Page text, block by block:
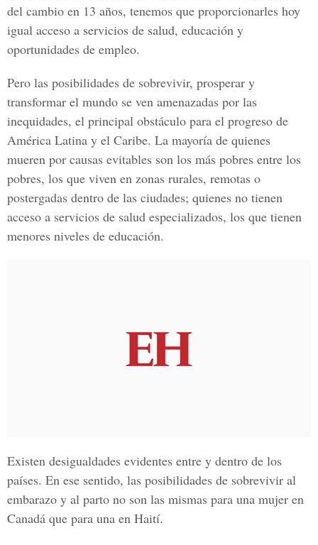
del cambio en 13 años, tenemos que proporcionarles hoy
igual acceso a servicios de salud, educación y
oportunidades de empleo.
Pero las posibilidades de sobrevivir, prosperar y
transformar el mundo se ven amenazadas por las
inequidades, el principal obstáculo para el progreso de
América Latina y el Caribe. La mayoría de quienes
mueren por causas evitables son los más pobres entre los
pobres, los que viven en zonas rurales, remotas o
postergadas dentro de las ciudades; quienes no tienen
acceso a servicios de salud especializados, los que tienen
menores niveles de educación.
Existen desigualdades evidentes entre y dentro de los
países. En ese sentido, las posibilidades de sobrevivir al
embarazo y al parto no son las mismas para una mujer en
Canadá que para una en Haití.